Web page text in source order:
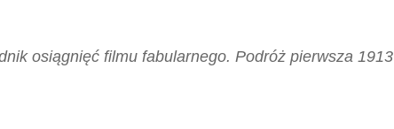
osiągnięć filmu fabularnego. Podróż pierwsza 1913